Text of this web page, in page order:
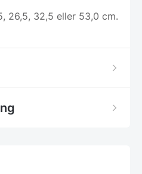
26,5, 32,5 eller 53,0 cm.